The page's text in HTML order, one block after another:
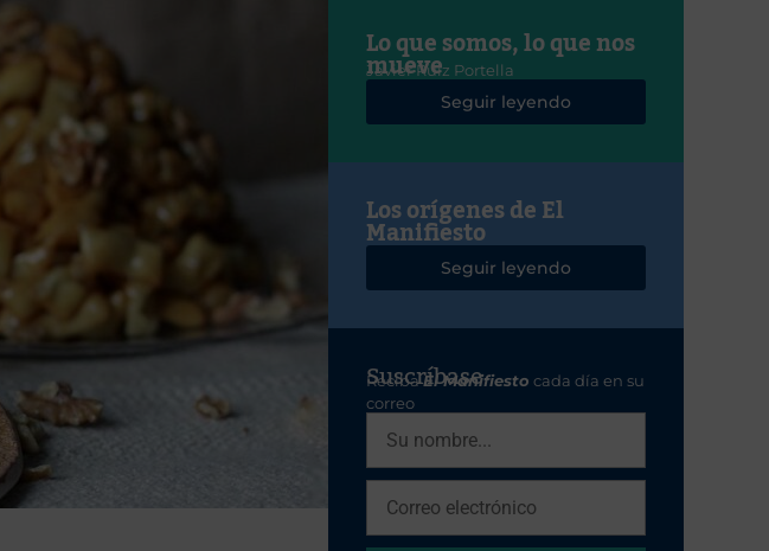
Lo que somos, lo que nos
mueve
Javier Ruiz Portella
Seguir leyendo
Los orígenes de El
Manifiesto
Seguir leyendo
Suscríbase
RecibaEl Manifiesto cada día en su
correo